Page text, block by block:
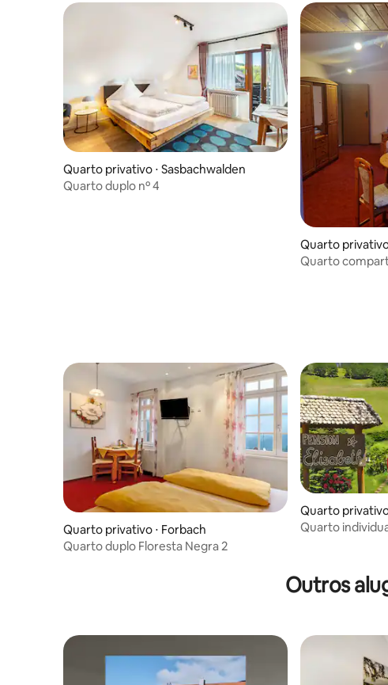
Quarto privativo ⋅ Sasbachwalden
Quarto duplo nº 4
Quarto
Quarto
Quarto privativo ⋅ Forbach
Quarto duplo Floresta Negra 2
Quarto
Quarto
Outros